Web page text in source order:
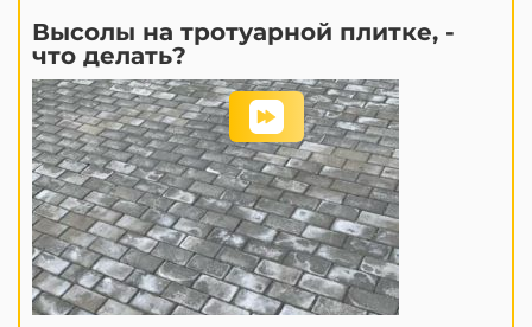
Высолы на тротуарной плитке, -
что делать?